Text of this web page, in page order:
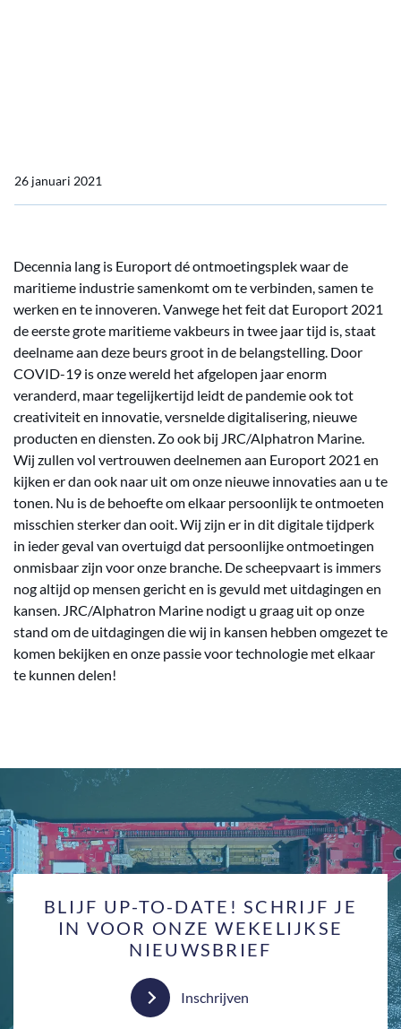
26 januari 2021
Decennia lang is Europort dé ontmoetingsplek waar de
maritieme industrie samenkomt om te verbinden, samen te
werken en te innoveren. Vanwege het feit dat Europort 2021
de eerste grote maritieme vakbeurs in twee jaar tijd is, staat
deelname aan deze beurs groot in de belangstelling. Door
COVID-19 is onze wereld het afgelopen jaar enorm
veranderd, maar tegelijkertijd leidt de pandemie ook tot
creativiteit en innovatie, versnelde digitalisering, nieuwe
producten en diensten. Zo ook bij JRC/Alphatron Marine.
Wij zullen vol vertrouwen deelnemen aan Europort 2021 en
kijken er dan ook naar uit om onze nieuwe innovaties aan u te
tonen. Nu is de behoefte om elkaar persoonlijk te ontmoeten
misschien sterker dan ooit. Wij zijn er in dit digitale tijdperk
in ieder geval van overtuigd dat persoonlijke ontmoetingen
onmisbaar zijn voor onze branche. De scheepvaart is immers
nog altijd op mensen gericht en is gevuld met uitdagingen en
kansen. JRC/Alphatron Marine nodigt u graag uit op onze
stand om de uitdagingen die wij in kansen hebben omgezet te
komen bekijken en onze passie voor technologie met elkaar
te kunnen delen!
BLIJF UP-TO-DATE! SCHRIJF JE
IN VOOR ONZE WEKELIJKSE
NIEUWSBRIEF
Inschrijven